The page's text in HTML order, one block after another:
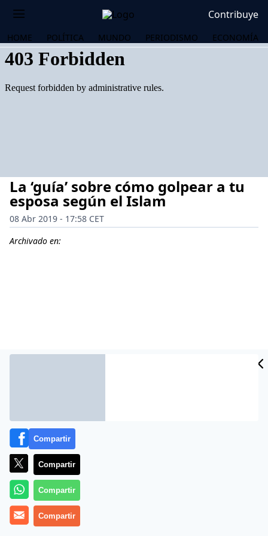
Contribuye
HOME POLÍTICA MUNDO PERIODISMO ECONOMÍA
La ‘guía’ sobre cómo golpear a tu
esposa según el Islam
08 Abr 2019 - 17:58 CET
Archivado en:
Compartir
Compartir
Compartir
Compartir